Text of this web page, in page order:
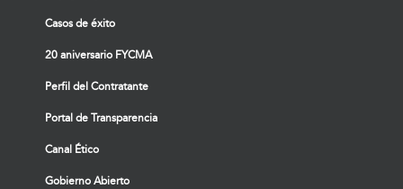
Casos de éxito
20 aniversario FYCMA
Perfil del Contratante
Portal de Transparencia
Canal Ético
Gobierno Abierto